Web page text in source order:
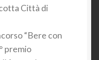
Città di
“Bere con
premio